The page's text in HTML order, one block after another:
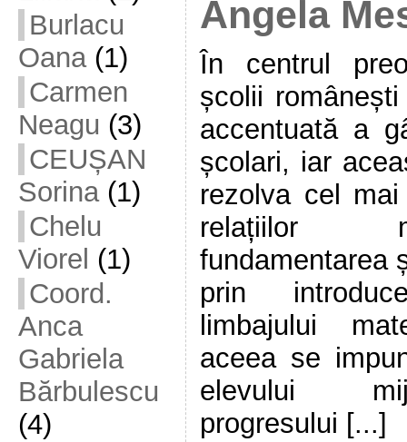
Burlacu
Oana(1)
Carmen
Neagu (3)
CEUȘAN
Sorina(1)
Chelu
Viorel (1)
Coord.
Anca
Gabriela
Bărbulescu
(4)
Angela
În centrul
școlii
accentuată a
școlari, iar
rezolva cel
relațiilor
fundamentarea
prin
limbajului
aceea se
elevului
progresului [...]